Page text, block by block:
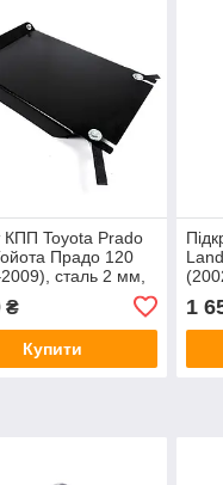
КПП Toyota Prado
Прадо 120
сталь 2 мм,
₴
Купити
1